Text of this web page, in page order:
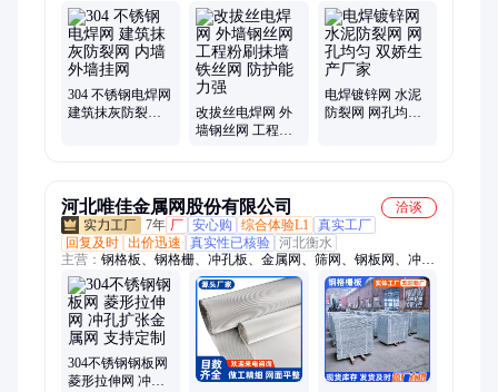
电焊网片、建筑网片、网格布
304 不锈钢电焊网
建筑抹灰防裂网
改拔丝电焊网 外
墙钢丝网 工程粉
电焊镀锌网 水泥
防裂网 网孔均匀
河北唯佳金属网股份有限公司
洽谈
7年 厂 安心购 综合体验L1
真实工厂
回复及时 出价迅速 真实性已核验 河北衡水
主营： 钢格板、钢格栅、冲孔板、金属网、筛网、钢板网、冲孔
网、菱形网、龟甲网、张拉网、扩张网、圆孔筛网、圆孔过滤
网、穿孔板、球立柱、球型栏杆、钢格栅板、异型钢格板、热镀
锌钢格板、不锈钢格栅板、齿形格栅板、插接钢格栅、排水沟盖
板、踏步板、热镀锌钢格栅
304不锈钢钢板网
菱形拉伸网 冲孔